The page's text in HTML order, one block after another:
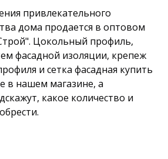
привлекательного
дома продается в оптовом
Цокольный профиль,
фасадной изоляции, крепеж
и сетка фасадная купить
в нашем магазине, а
какое количество и